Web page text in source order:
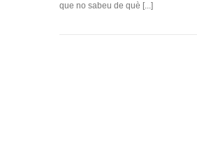
que no sabeu de què [...]